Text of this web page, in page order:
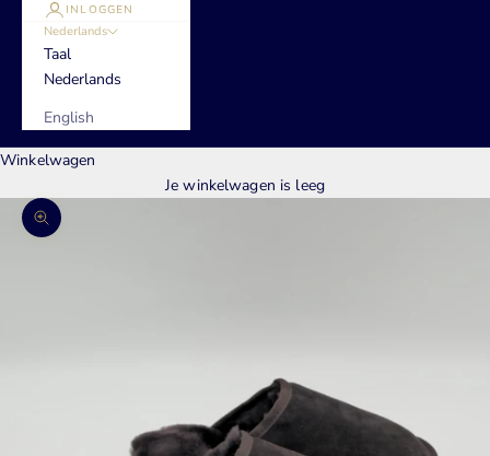
INLOGGEN
Nederlands
Taal
Nederlands
English
Winkelwagen
Je winkelwagen is leeg
In-/uitzoomen